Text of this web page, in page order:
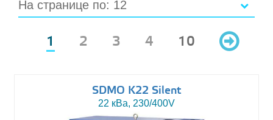
На странице по: 12
1 2 3 4 10
SDMO K22 Silent
22 кВа, 230/400V